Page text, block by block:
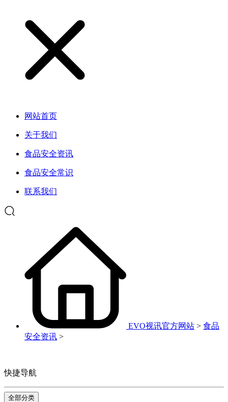
网站首页
关于我们
食品安全资讯
食品安全常识
联系我们
EVO视讯官方网站 > 食品
安全资讯 >
快捷导航
全部分类